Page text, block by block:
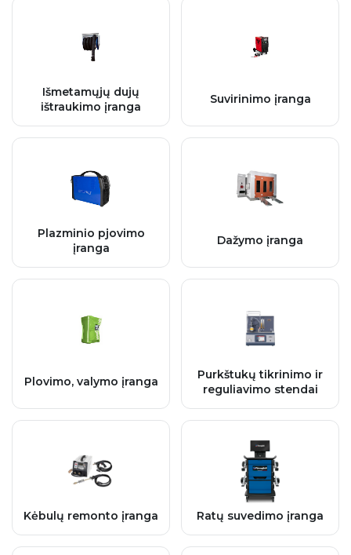
Išmetamųjų dujų
ištraukimo įranga
Suvirinimo įranga
Plazminio pjovimo
įranga
Dažymo įranga
Plovimo, valymo įranga
Purkštukų tikrinimo ir
reguliavimo stendai
Kėbulų remonto įranga Ratų suvedimo įranga